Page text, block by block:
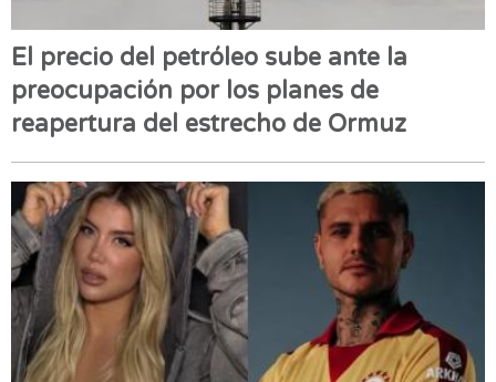
El precio del petróleo sube ante la
preocupación por los planes de
reapertura del estrecho de Ormuz